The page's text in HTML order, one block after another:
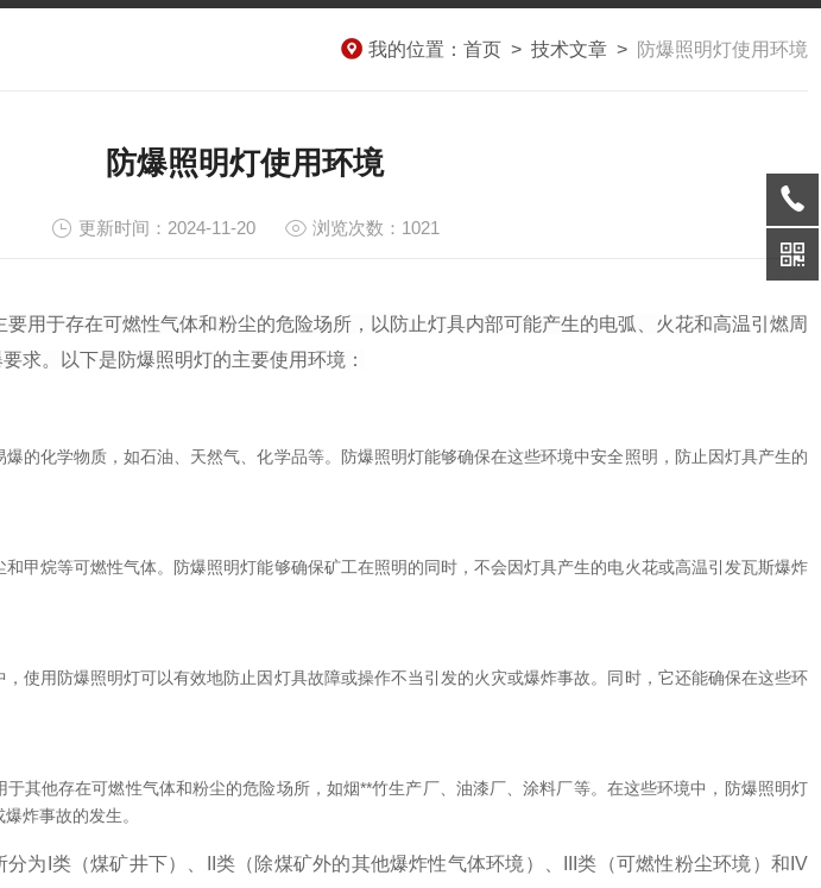
我的位置： 首页 > 技术文章 > 防爆照明灯使用环境
防爆照明灯使用环境
更新时间：2024-11-20 浏览次数：1021
用于存在可燃性气体和粉尘的危险场所，以防止灯具内部可能产生的电弧、火花和高温引燃周
求。以下是防爆照明灯的主要使用环境：
的化学物质，如石油、天然气、化学品等。防爆照明灯能够确保在这些环境中安全照明，防止因灯具产生的
甲烷等可燃性气体。防爆照明灯能够确保矿工在照明的同时，不会因灯具产生的电火花或高温引发瓦斯爆炸
使用防爆照明灯可以有效地防止因灯具故障或操作不当引发的火灾或爆炸事故。同时，它还能确保在这些环
于其他存在可燃性气体和粉尘的危险场所，如烟**竹生产厂、油漆厂、涂料厂等。在这些环境中，防爆照明灯
炸事故的发生。
为I类（煤矿井下）、II类（除煤矿外的其他爆炸性气体环境）、III类（可燃性粉尘环境）和IV